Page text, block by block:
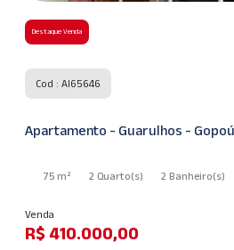
Destaque Venda
Cod : AI60248
Casa - Guarulhos - Jardim Adriana
125 m² 3 Quarto(s) 1 Suíte(s)
Venda
R$ 550.000,00